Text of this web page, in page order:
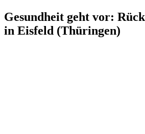
Gesundheit geht vor:
in Eisfeld (Thüringen)